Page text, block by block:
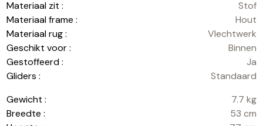
Materiaal zit :
Stof
Materiaal frame :
Hout
Materiaal rug :
Vlechtwerk
Geschikt voor :
Binnen
Gestoffeerd :
Ja
Gliders :
Standaard
Gewicht :
7.7 kg
Breedte :
53 cm